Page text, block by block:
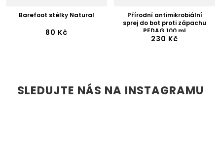
Barefoot stélky Natural
80 Kč
Přírodní antimikrobiální
sprej do bot proti zápachu
PEDAG 100 ml
230 Kč
SLEDUJTE NÁS NA INSTAGRAMU